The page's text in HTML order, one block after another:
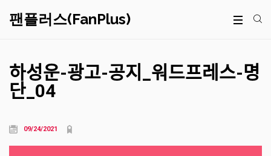
팬플러스(FanPlus)
하성운-광고-공지_워드프레스-명
단_04
09/24/2021